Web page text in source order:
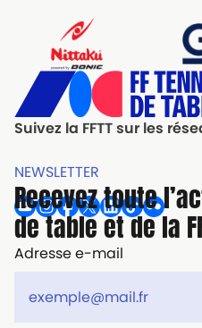
Suivez la FFTT sur les
NEWSLETTER
Recevez toute
de table et de la
Adresse e-mail